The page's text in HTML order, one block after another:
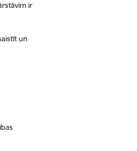
ir
un